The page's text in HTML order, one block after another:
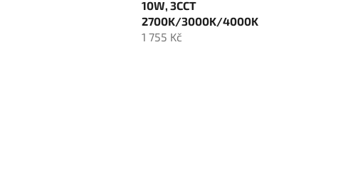
10W, 3CCT
2700K/3000K/4000K
1 755 Kč